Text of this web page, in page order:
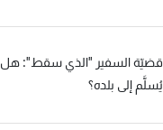
قضيّة السفير "الذي سقط": هل
يُسلَّم إلى بلده؟